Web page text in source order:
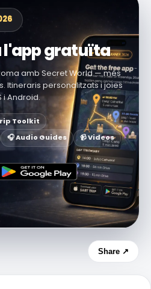
l'app gratuïta
amb Secret World — més
Itineraris personalitzats i joies
i Android.
Toolkit
🎧 Audio Guides 📹 Videos
Share ↗